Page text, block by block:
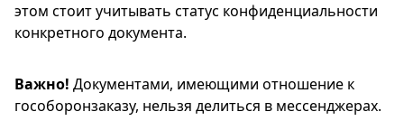
этом стоит учитывать статус конфиденциальности
конкретного документа.
Важно! Документами, имеющими отношение к
гособоронзаказу, нельзя делиться в мессенджерах.